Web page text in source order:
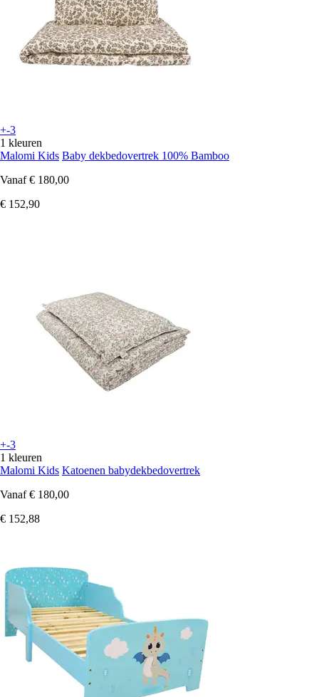
+-3
1 kleuren
Malomi Kids Baby dekbedovertrek 100% Bamboo
Vanaf € 180,00
€ 152,90
+-3
1 kleuren
Malomi Kids Katoenen babydekbedovertrek
Vanaf € 180,00
€ 152,88